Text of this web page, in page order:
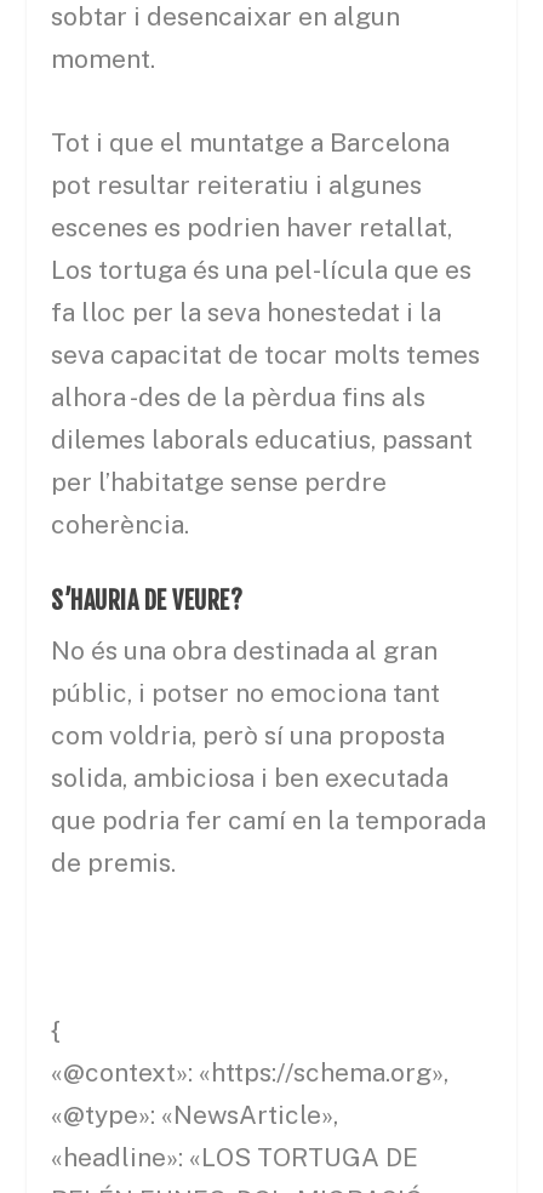
sobtar i desencaixar en algun
moment.
Tot i que el muntatge a Barcelona
pot resultar reiteratiu i algunes
escenes es podrien haver retallat,
Los tortuga és una pel-lícula que es
fa lloc per la seva honestedat i la
seva capacitat de tocar molts temes
alhora -des de la pèrdua fins als
dilemes laborals educatius, passant
per l’habitatge sense perdre
coherència.
S’HAURIA DE VEURE?
No és una obra destinada al gran
públic, i potser no emociona tant
com voldria, però sí una proposta
solida, ambiciosa i ben executada
que podria fer camí en la temporada
de premis.
{
«@context»: «https://schema.org»,
«@type»: «NewsArticle»,
«headline»: «LOS TORTUGA DE